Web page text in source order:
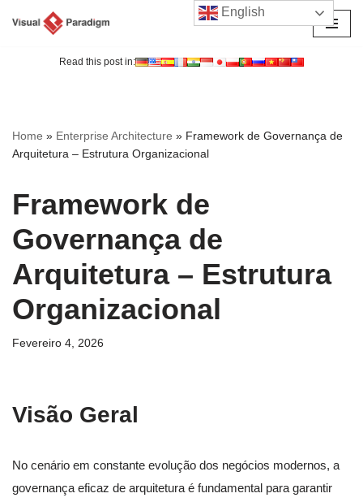
Read this post in:
Home » Enterprise Architecture » Framework de Governança de
Arquitetura – Estrutura Organizacional
Framework de
Governança de
Arquitetura – Estrutura
Organizacional
Fevereiro 4, 2026
Visão Geral
No cenário em constante evolução dos negócios modernos, a
governança eficaz de arquitetura é fundamental para garantir
English